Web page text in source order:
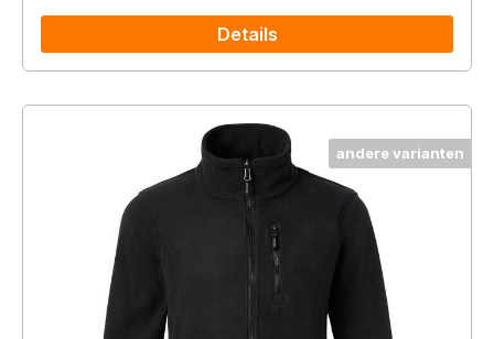
Details
andere varianten